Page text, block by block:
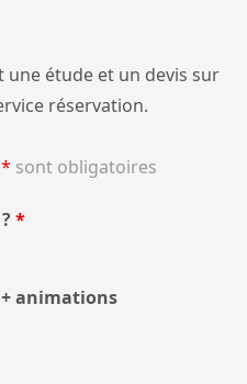
une étude et un devis sur
réservation.
* sont obligatoires
?*
+ animations